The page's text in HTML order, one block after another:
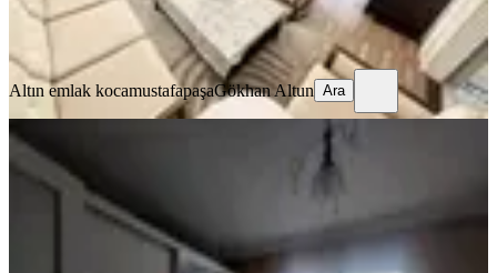
Altın emlak kocamustafapaşa Gökhan Altun
Altın emlak kocamustafapaşaGökhan Altun Ara
Fatih Kocamustafapaşa Merkez De
Memura Öğrenciye Kiralık Daire
Fatih, Seyyid Ömer Mahallesi
1+1· 70 m² ·3. Kat 03.08.2026